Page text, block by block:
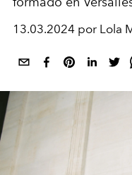
13.03.2024 por Lola